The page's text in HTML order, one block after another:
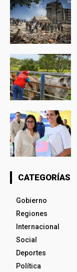
CATEGORÍAS
Gobierno
Regiones
Internacional
Social
Deportes
Política